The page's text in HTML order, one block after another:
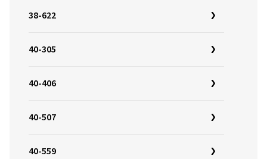
38-622
40-305
40-406
40-507
40-559